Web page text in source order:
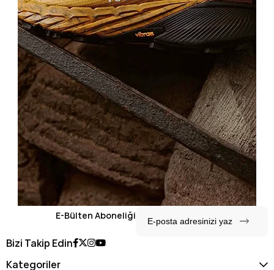
E-Bülten Aboneliği
Bizi Takip Edin
Kategoriler